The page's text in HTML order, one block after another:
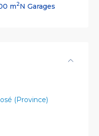
m2N Garages
(Province)